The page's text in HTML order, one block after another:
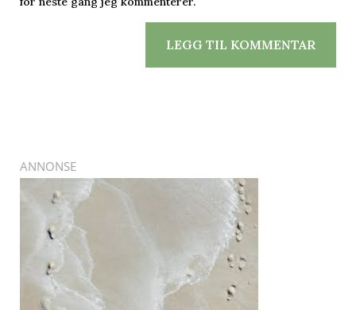
LEGG TIL KOMMENTAR